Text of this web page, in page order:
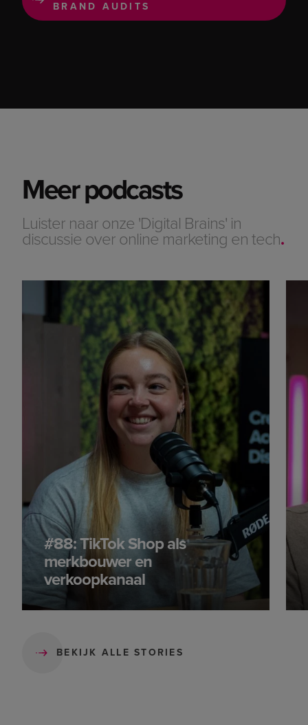
Meer podcasts
Luister naar onze 'Digital Brains' in
discussie over online marketing en tech.
BEKIJK ALLE STORIES
#88: TikTok Shop als
merkbouwer en
verkoopkanaal